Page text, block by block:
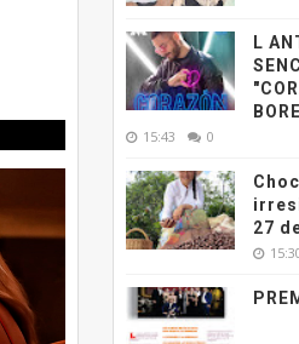
L
15:43 0
27